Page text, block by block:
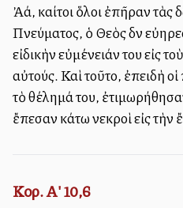
Ἀλλά, καίτοι ὅλοι ἐπῆραν
Πνεύματος, ὁ Θεὸς δὲν
εἰδικὴν εὐμένειάν του εἰς
αὐτούς. Καὶ τοῦτο, ἐπειδὴ
τὸ θέλημά του,
ἔπεσαν κάτω νεκροὶ εἰς τὴν
Κορ. Α' 10,6